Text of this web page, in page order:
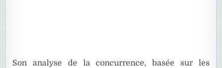
Son analyse de la concurrence, basée sur les